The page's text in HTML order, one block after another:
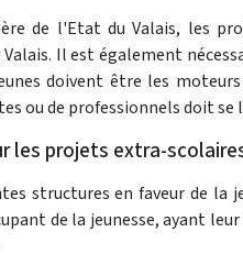
de l'Etat du Valais, les
Il est également
doivent être les
ou de professionnels doit
projets extra-
structures en faveur de la
de la jeunesse, ayant